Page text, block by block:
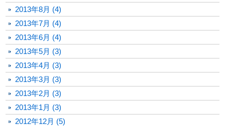
2013年8月 (4)
2013年7月 (4)
2013年6月 (4)
2013年5月 (3)
2013年4月 (3)
2013年3月 (3)
2013年2月 (3)
2013年1月 (3)
2012年12月 (5)